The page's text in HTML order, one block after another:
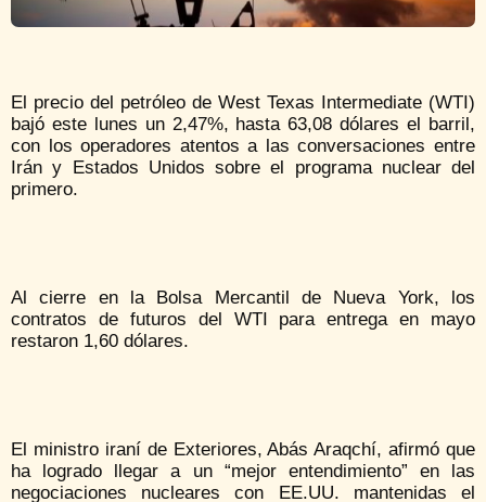
El precio del petróleo de West Texas Intermediate (WTI)
bajó este lunes un 2,47%, hasta 63,08 dólares el barril,
con los operadores atentos a las conversaciones entre
Irán y Estados Unidos sobre el programa nuclear del
primero.
Al cierre en la Bolsa Mercantil de Nueva York, los
contratos de futuros del WTI para entrega en mayo
restaron 1,60 dólares.
El ministro iraní de Exteriores, Abás Araqchí, afirmó que
ha logrado llegar a un “mejor entendimiento” en las
negociaciones nucleares con EE.UU. mantenidas el